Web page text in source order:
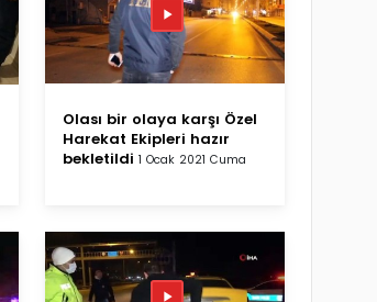
Olası bir olaya karşı Özel
Harekat Ekipleri hazır
bekletildi 1 Ocak 2021 Cuma